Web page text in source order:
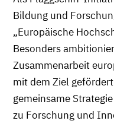
Bildung und
„Europäische
Besonders
Zusammenarbeit
mit dem Ziel
gemeinsame
zu Forschung und